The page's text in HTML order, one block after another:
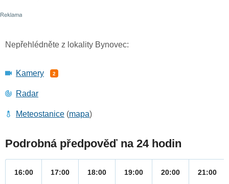
Nepřehlédněte z lokality Bynovec:
Kamery 2
Radar
Meteostanice (mapa)
Podrobná předpověď na 24 hodin
16:00 17:00 18:00 19:00 20:00 21:00